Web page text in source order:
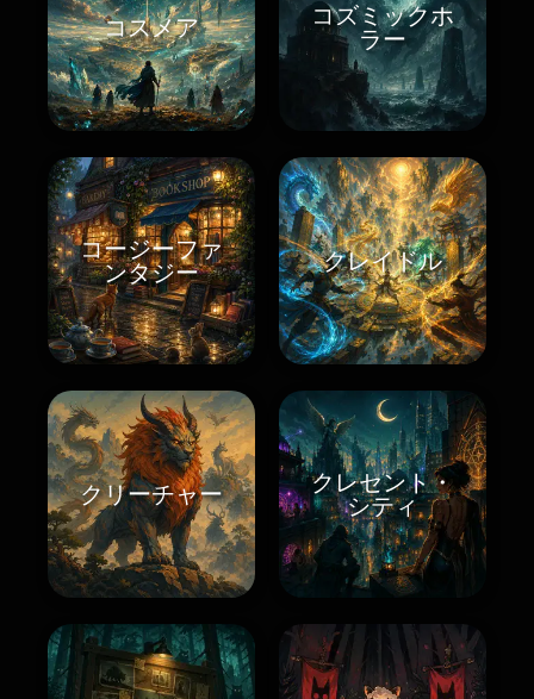
コスメア
コズミックホ
ラー
コージーファ
ンタジー
クレイドル
クリーチャー
クレセント・
シティ